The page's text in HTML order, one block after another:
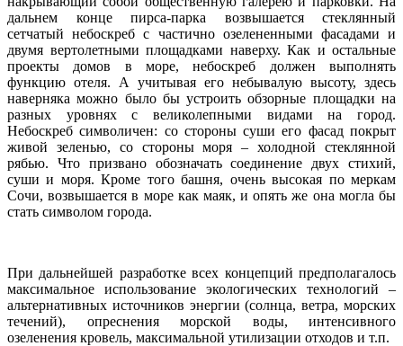
дальнем конце пирса-парка возвышается стеклянный
сетчатый небоскреб с частично озелененными фасадами и
двумя вертолетными площадками наверху. Как и остальные
проекты домов в море, небоскреб должен выполнять
функцию отеля. А учитывая его небывалую высоту, здесь
наверняка можно было бы устроить обзорные площадки на
разных уровнях с великолепными видами на город.
Небоскреб символичен: со стороны суши его фасад покрыт
живой зеленью, со стороны моря – холодной стеклянной
рябью. Что призвано обозначать соединение двух стихий,
суши и моря. Кроме того башня, очень высокая по меркам
Сочи, возвышается в море как маяк, и опять же она могла бы
стать символом города.
При дальнейшей разработке всех концепций предполагалось
максимальное использование экологических технологий –
альтернативных источников энергии (солнца, ветра, морских
течений), опреснения морской воды, интенсивного
озеленения кровель, максимальной утилизации отходов и т.п.